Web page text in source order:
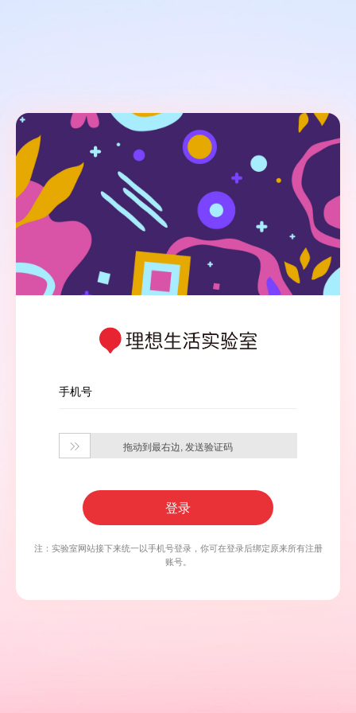
手机号
 拖动到最右边, 发送验证码
登录
注：实验室网站接下来统一以手机号登录，你可在登录后绑定原来所有注册
账号。